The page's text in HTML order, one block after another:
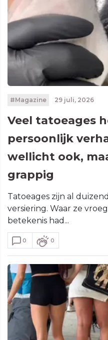
#Magazine 29 juli, 2026
Veel tatoeages
persoonlijk
wellicht ook,
grappig
Tatoeages zijn al
versiering. Waar ze
betekenis had...
0 0